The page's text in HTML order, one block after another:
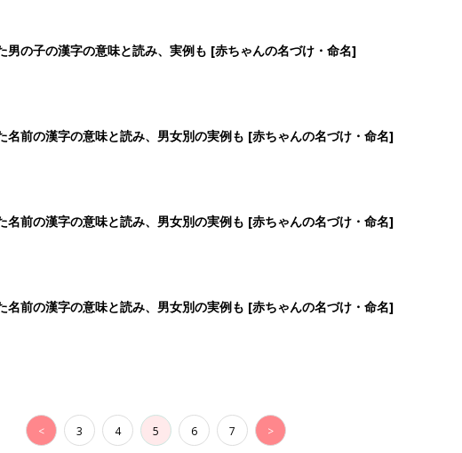
男の子の漢字の意味と読み、実例も [赤ちゃんの名づけ・命名]
名前の漢字の意味と読み、男女別の実例も [赤ちゃんの名づけ・命名]
名前の漢字の意味と読み、男女別の実例も [赤ちゃんの名づけ・命名]
名前の漢字の意味と読み、男女別の実例も [赤ちゃんの名づけ・命名]
< 3 4 5 6 7 >